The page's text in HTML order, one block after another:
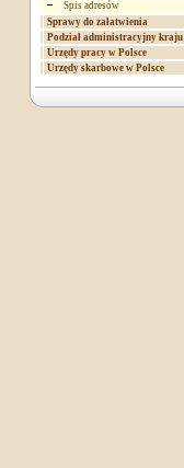
Spis adresów
Sprawy do załatwienia
Podział administracyjny kraju
Urzędy pracy w Polsce
Urzędy skarbowe w Polsce